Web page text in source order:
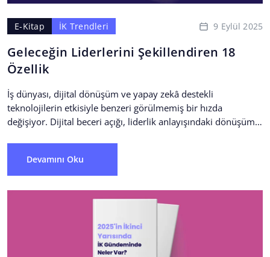
E-Kitap İK Trendleri 9 Eylül 2025
Geleceğin Liderlerini Şekillendiren 18
Özellik
İş dünyası, dijital dönüşüm ve yapay zekâ destekli
teknolojilerin etkisiyle benzeri görülmemiş bir hızda
değişiyor. Dijital beceri açığı, liderlik anlayışındaki dönüşüm
Devamını Oku